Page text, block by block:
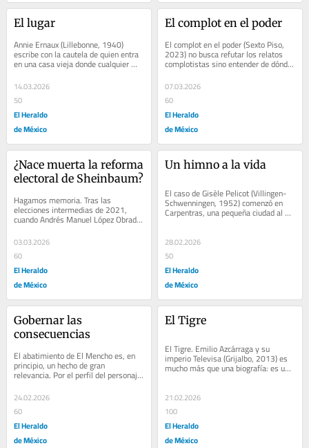
El lugar
Annie Ernaux (Lillebonne, 1940)
escribe con la cautela de quien entra
en una casa vieja donde cualquier
descuido puede romper lo que ahí se
preserva....
14.03.2026
50
El Heraldo
de México
El complot en el poder
El complot en el poder (Sexto Piso,
2023) no busca refutar los relatos
complotistas sino entender de dónde
sale su extraordinaria capacidad
para...
07.03.2026
60
El Heraldo
de México
¿Nace muerta la reforma
electoral de Sheinbaum?
Hagamos memoria. Tras las
elecciones intermedias de 2021,
cuando Andrés Manuel López Obrador
anunció que impulsaría una reforma
electoral, su...
03.03.2026
60
El Heraldo
de México
Un himno a la vida
El caso de Gisèle Pelicot (Villingen-
Schwenningen, 1952) comenzó en
Carpentras, una pequeña ciudad al
sur de Francia, cuando la policía
28.02.2026
50
El Heraldo
de México
Gobernar las
consecuencias
El abatimiento de El Mencho es, en
principio, un hecho de gran
relevancia. Por el perfil del personaje.
Por el tamaño del cártel que
encabezaba....
24.02.2026
60
El Heraldo
de México
El Tigre
El Tigre. Emilio Azcárraga y su
imperio Televisa (Grijalbo, 2013) es
mucho más que una biografía: es una
historia de cómo la televisión pasó
21.02.2026
100
El Heraldo
de México